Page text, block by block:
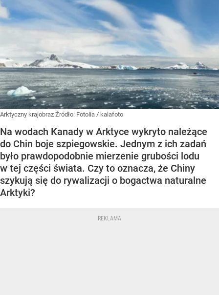
Arktyczny krajobraz Źródło: Fotolia / kalafoto
Na wodach Kanady w Arktyce wykryto należące
do Chin boje szpiegowskie. Jednym z ich zadań
było prawdopodobnie mierzenie grubości lodu
w tej części świata. Czy to oznacza, że Chiny
szykują się do rywalizacji o bogactwa naturalne
Arktyki?